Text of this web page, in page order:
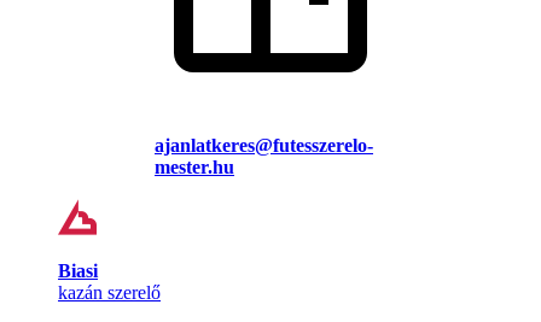
ajanlatkeres@futesszerelo-
mester.hu
Biasi
kazán szerelő